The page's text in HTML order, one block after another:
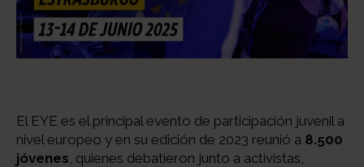
El EYE es el principal evento de participación juvenil a
nivel europeo y en su edición de 2023 reunió a 8.500
jóvenes , quienes debatieron junto a activistas,